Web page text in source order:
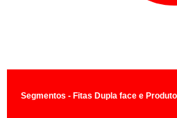
Segmentos - Fitas Dupla face e